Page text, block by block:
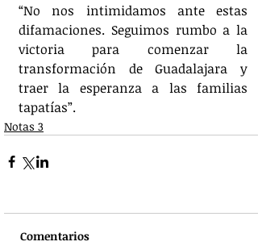
“No nos intimidamos ante estas
difamaciones. Seguimos rumbo a la
victoria para comenzar la
transformación de Guadalajara y
traer la esperanza a las familias
tapatías”.
Notas 3
Comentarios